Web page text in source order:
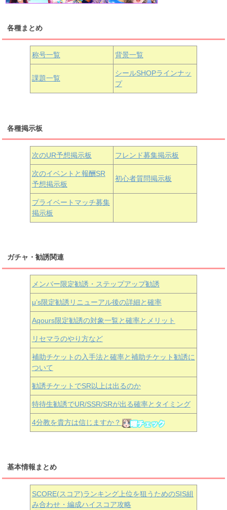
津島善子 黒澤ルビィ
浦の星女学院3年生
黒澤ダイヤ
中須かすみ 天王寺璃奈
朝香果林 近江彼方 エマ・ヴェルデ
各種まとめ
称号一覧 背景一覧
課題一覧
シールSHOPラインナッ
プ
各種掲示板
次のUR予想掲示板 フレンド募集掲示板
次のイベントと報酬SR
予想掲示板
初心者質問掲示板
プライベートマッチ募集
掲示板
ガチャ・勧誘関連
メンバー限定勧誘・ステップアップ勧誘
μ’s限定勧誘リニューアル後の詳細と確率
Aqours限定勧誘の対象一覧と確率とメリット
リセマラのやり方など
補助チケットの入手法と確率と補助チケット勧誘に
ついて
勧誘チケットでSR以上は出るのか
特待生勧誘でUR/SSR/SRが出る確率とタイミング
4分教を貴方は信じますか？
基本情報まとめ
SCORE(スコア)ランキング上位を狙うためのSIS組
み合わせ・編成ハイスコア攻略